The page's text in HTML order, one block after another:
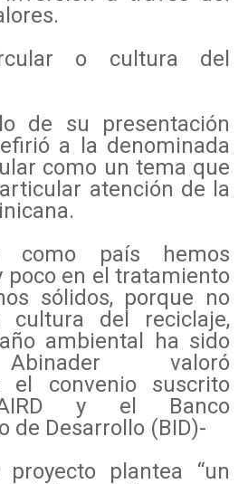
o cultura del
de su presentación
a la denominada
como un tema que
atención de la
como país hemos
poco en el tratamiento
sólidos, porque no
cultura del reciclaje,
ambiental ha sido
valoró
el convenio suscrito
y el Banco
de Desarrollo (BID)-
plantea “un